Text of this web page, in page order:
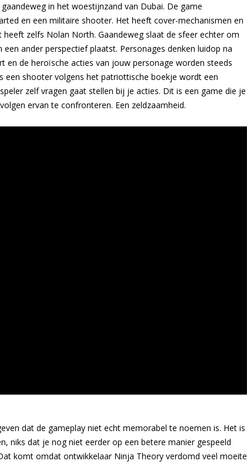
in het woestijnzand van Dubai. De game
en een militaire shooter. Het heeft cover-mechanismen en
zelfs Nolan North. Gaandeweg slaat de sfeer echter om
ander perspectief plaatst. Personages denken luidop na
de heroïsche acties van jouw personage worden steeds
een shooter volgens het patriottische boekje wordt een
zelf vragen gaat stellen bij je acties. Dit is een game die je
ervan te confronteren. Een zeldzaamheid.
dat de gameplay niet echt memorabel te noemen is. Het is
niks dat je nog niet eerder op een betere manier gespeeld
komt omdat ontwikkelaar Ninja Theory verdomd veel moeite